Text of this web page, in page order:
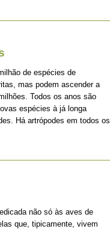
de espécies de
mas podem ascender a
Todos os anos são
espécies à já longa
Há artrópodes em todos
não só às aves de
que, tipicamente, vivem